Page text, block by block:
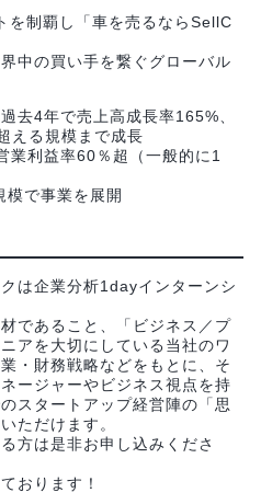
を制覇し「車を売るならSellC
中の買い手を繋ぐグローバル
去4年で売上高成長率165%、
える規模まで成長
業利益率60％超（一般的に1
で事業を展開
は企業分析1dayインターンシ
であること、「ビジネス／プ
アを大切にしている当社のワ
・財務戦略などをもとに、そ
ージャーやビジネス視点を持
スタートアップ経営陣の「思
ただけます。
方は是非お申し込みくださ
おります！